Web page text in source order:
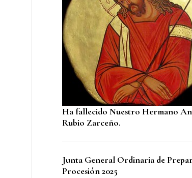
Ha fallecido Nuestro Hermano
Rubio Zarceño.
Junta General Ordinaria de
Procesión 2025